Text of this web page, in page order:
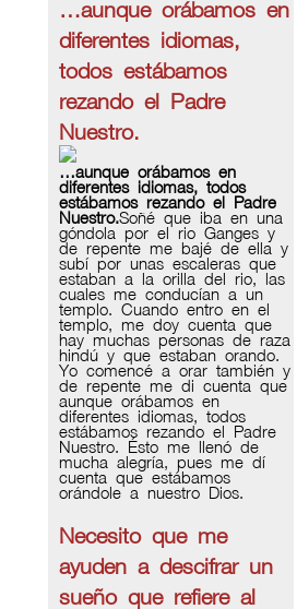
…aunque orábamos en
diferentes idiomas,
todos estábamos
rezando el Padre
Nuestro.
…aunque orábamos en
diferentes idiomas, todos
estábamos rezando el Padre
Nuestro.Soñé que iba en una
góndola por el rio Ganges y
de repente me bajé de ella y
subí por unas escaleras que
estaban a la orilla del rio, las
cuales me conducían a un
templo. Cuando entro en el
templo, me doy cuenta que
hay muchas personas de raza
hindú y que estaban orando.
Yo comencé a orar también y
de repente me di cuenta que
aunque orábamos en
diferentes idiomas, todos
estábamos rezando el Padre
Nuestro. Ésto me llenó de
mucha alegría, pues me dí
cuenta que estábamos
orándole a nuestro Dios.
Necesito que me
ayuden a descifrar un
sueño que refiere al